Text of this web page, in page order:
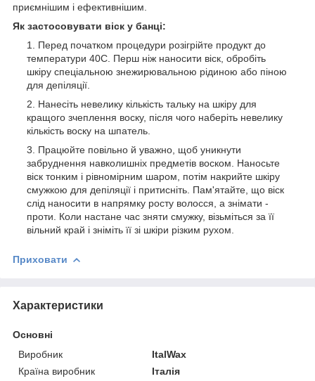
приємнішим і ефективнішим.
Як застосовувати віск у банці:
Перед початком процедури розігрійте продукт до
температури 40С. Перш ніж наносити віск, обробіть
шкіру спеціальною знежирювальною рідиною або піною
для депіляції.
Нанесіть невелику кількість тальку на шкіру для
кращого зчеплення воску, після чого наберіть невелику
кількість воску на шпатель.
Працюйте повільно й уважно, щоб уникнути
забруднення навколишніх предметів воском. Наносьте
віск тонким і рівномірним шаром, потім накрийте шкіру
смужкою для депіляції і притисніть. Пам'ятайте, що віск
слід наносити в напрямку росту волосся, а знімати -
проти. Коли настане час зняти смужку, візьміться за її
вільний край і зніміть її зі шкіри різким рухом.
Приховати
Характеристики
Основні
Виробник
ItalWax
Країна виробник
Італія